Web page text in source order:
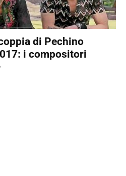
di Pechino
i compositori